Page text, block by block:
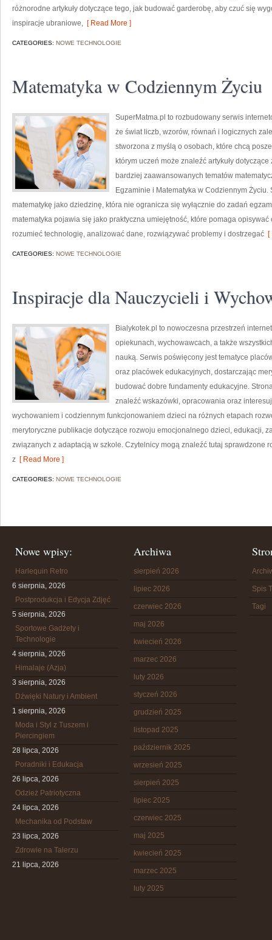
różnorodne artykuły dotyczące tego, jak budować garderobę, aby czuć się
inspiracje ubraniowe, [ Read More ]
CATEGORIES: NOWE TECHNOLOGIE
Matematyka w Codziennym Życiu
SuperMatma.pl to rozbudowany serwis
że świat liczb, wzorów, równań i logicznych
stworzona z myślą o osobach, które chcą
którym uczeń może znaleźć artykuły
bardziej zaawansowanych tematów
Egzaminie i Matematyka w Codziennym
matematykę jako dziedzinę, która nie ogranicza się wyłącznie do zadań
matematyka pojawia się jako praktyczna umiejętność, które pomaga
rozumieć technologię, analizować dane, rozwiązywać problemy i dostrzegać [
CATEGORIES: NOWE TECHNOLOGIE
Inspiracje dla Nauczycieli i
Bialykotek.pl to nowoczesna przestrzeń
opiekunach, wychowawcach, a także
nauką. Serwis poświęcony jest tematyce
oraz placówek edukacyjnych, dostarczając
budować dobre fundamenty edukacyjne.
znaleźć wskazówki, opracowania oraz
wychowaniem i codziennym funkcjonowaniem dzieci na różnych etapach
merytoryczne publikacje dotyczące rozwoju emocjonalnego dzieci, edukacji,
związanych z adaptacją w szkole. Czytelnicy mogą znaleźć tutaj sprawdzone
z [ Read More ]
CATEGORIES: NOWE TECHNOLOGIE
Nowe wpisy:
Harlequin Retro
6 sierpnia, 2026
Postprodukcja i Edycja Zdjęć
5 sierpnia, 2026
Sportowe Gadżety i
Technologie
4 sierpnia, 2026
Himalaje (Azja)
3 sierpnia, 2026
Dźwięki Natury i Ambient
1 sierpnia, 2026
Moda i Styl z Tuszem i
Piercingiem
28 lipca, 2026
Poradniki i Edukacja
26 lipca, 2026
Odzież Patriotyczna
24 lipca, 2026
Mechanika od Podstaw
23 lipca, 2026
Zdrowie na Talerzu
21 lipca, 2026
Archiwa
sierpień 2026
lipiec 2026
czerwiec 2026
maj 2026
kwiecień 2026
marzec 2026
luty 2026
styczeń 2026
grudzień 2025
listopad 2025
październik 2025
wrzesień 2025
sierpień 2025
lipiec 2025
czerwiec 2025
maj 2025
kwiecień 2025
marzec 2025
luty 2025
Spis
Tagi